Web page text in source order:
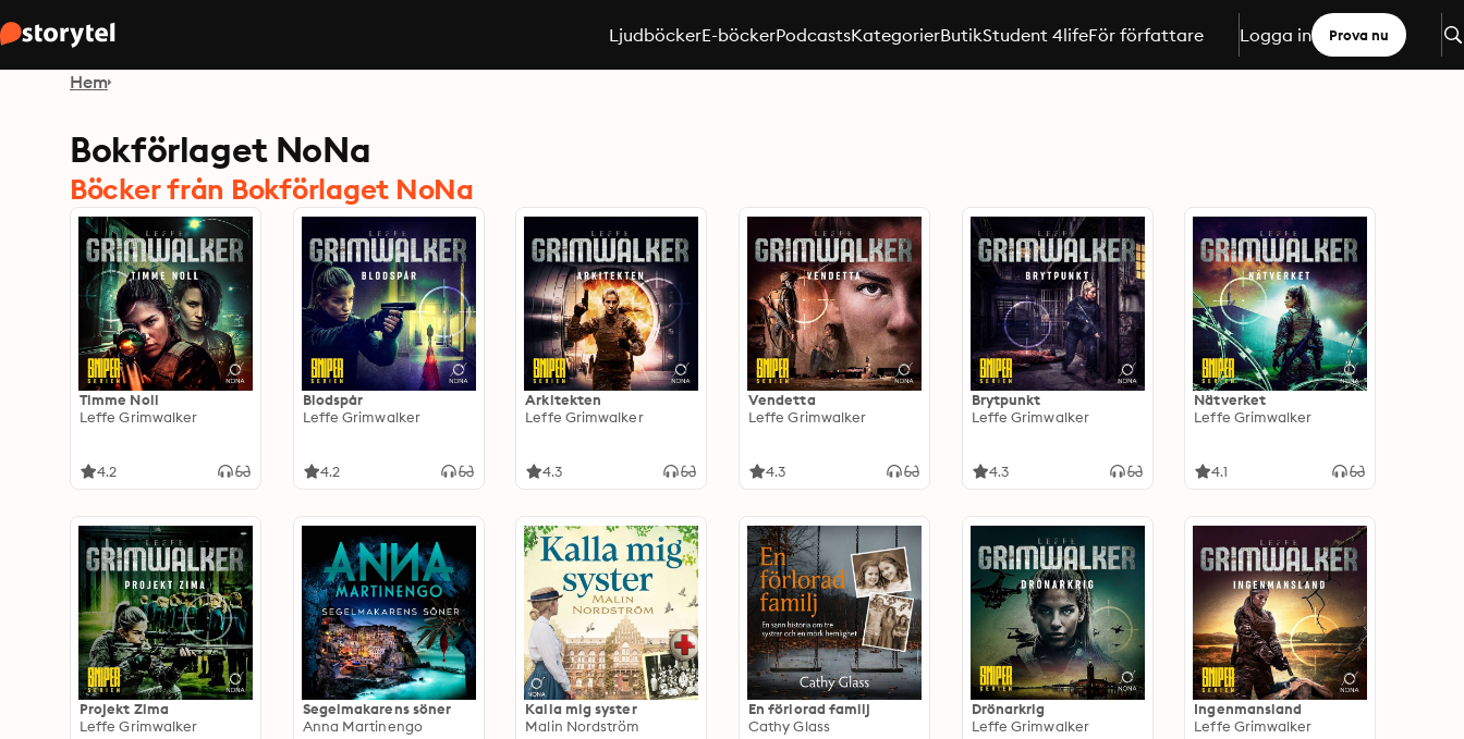
LjudböckerE-böckerPodcastsKategorierButikStudent 4lifeFör författare Logga in Prova nu
Hem
Bokförlaget NoNa
Böcker från Bokförlaget NoNa
Timme Noll
Leffe Grimwalker
4.2
Blodspår
Leffe Grimwalker
4.2
Arkitekten
Leffe Grimwalker
4.3
Vendetta
Leffe Grimwalker
4.3
Brytpunkt
Leffe Grimwalker
4.3
Nätverket
Leffe Grimwalker
4.1
Projekt Zima
Leffe Grimwalker
Segelmakarens söner
Anna Martinengo
Kalla mig syster
Malin Nordström
En förlorad familj
Cathy Glass
Drönarkrig
Leffe Grimwalker
Ingenmansland
Leffe Grimwalker